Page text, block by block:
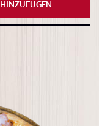
HINZUFÜGEN